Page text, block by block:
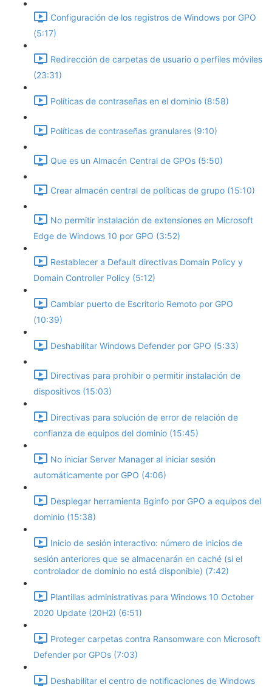
Configuración de los registros de Windows por GPO
(5:17)
Redirección de carpetas de usuario o perfiles móviles
(23:31)
Políticas de contraseñas en el dominio (8:58)
Políticas de contraseñas granulares (9:10)
Que es un Almacén Central de GPOs (5:50)
Crear almacén central de políticas de grupo (15:10)
No permitir instalación de extensiones en Microsoft
Edge de Windows 10 por GPO (3:52)
Restablecer a Default directivas Domain Policy y
Domain Controller Policy (5:12)
Cambiar puerto de Escritorio Remoto por GPO
(10:39)
Deshabilitar Windows Defender por GPO (5:33)
Directivas para prohibir o permitir instalación de
dispositivos (15:03)
Directivas para solución de error de relación de
confianza de equipos del dominio (15:45)
No iniciar Server Manager al iniciar sesión
automáticamente por GPO (4:06)
Desplegar herramienta Bginfo por GPO a equipos del
dominio (15:38)
Inicio de sesión interactivo: número de inicios de
sesión anteriores que se almacenarán en caché (si el
controlador de dominio no está disponible) (7:42)
Plantillas administrativas para Windows 10 October
2020 Update (20H2) (6:51)
Proteger carpetas contra Ransomware con Microsoft
Defender por GPOs (7:03)
Deshabilitar el centro de notificaciones de Windows